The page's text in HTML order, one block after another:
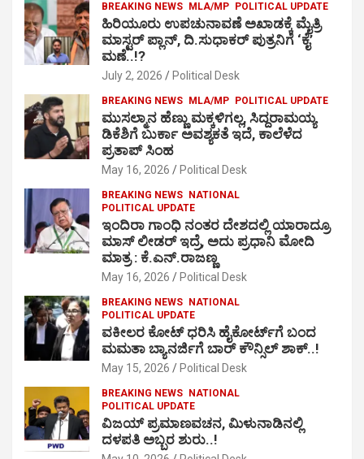
BREAKING NEWS MLA/MP POLITICAL UPDATE
ಹಿರಿಯೂರು ಉಪಚುನಾವಣೆ ಅಖಾಡಕ್ಕೆ ಮೈತ್ರಿ
ಮಾಸ್ಟರ್ ಪ್ಲಾನ್, ದಿ.ಸುಧಾಕರ್ ಪುತ್ರನಿಗೆ ‘ಕೈ’
ಮಣೆ..!?
July 2, 2026 Political Desk
BREAKING NEWS MLA/MP POLITICAL UPDATE
ಮುಸಲ್ಮಾನ ಹೆಣ್ಣು ಮಕ್ಕಳಿಗಲ್ಲ, ಸಿದ್ದರಾಮಯ್ಯ
ಡಿಕೆಶಿಗೆ ಬುರ್ಕಾ ಅವಶ್ಯಕತೆ ಇದೆ, ಕಾಲೆಳೆದ
ಪ್ರತಾಪ್ ಸಿಂಹ
May 16, 2026 Political Desk
BREAKING NEWS
NATIONAL
POLITICAL UPDATE
ಇಂದಿರಾ ಗಾಂಧಿ ನಂತರ ದೇಶದಲ್ಲಿ ಯಾರಾದ್ರೂ
ಮಾಸ್ ಲೀಡರ್ ಇದ್ರೆ, ಅದು ಪ್ರಧಾನಿ ಮೋದಿ
ಮಾತ್ರ : ಕೆ.ಎನ್.ರಾಜಣ್ಣ
May 16, 2026 Political Desk
BREAKING NEWS
NATIONAL
POLITICAL UPDATE
ವಕೀಲರ ಕೋಟ್ ಧರಿಸಿ ಹೈಕೋರ್ಟ್​ಗೆ ಬಂದ
ಮಮತಾ ಬ್ಯಾನರ್ಜಿಗೆ ಬಾರ್ ಕೌನ್ಸಿಲ್ ಶಾಕ್..!
May 15, 2026 Political Desk
BREAKING NEWS
NATIONAL
POLITICAL UPDATE
ವಿಜಯ್ ಪ್ರಮಾಣವಚನ, ಮಿಳುನಾಡಿನಲ್ಲಿ
ದಳಪತಿ ಅಬ್ಬರ ಶುರು..!